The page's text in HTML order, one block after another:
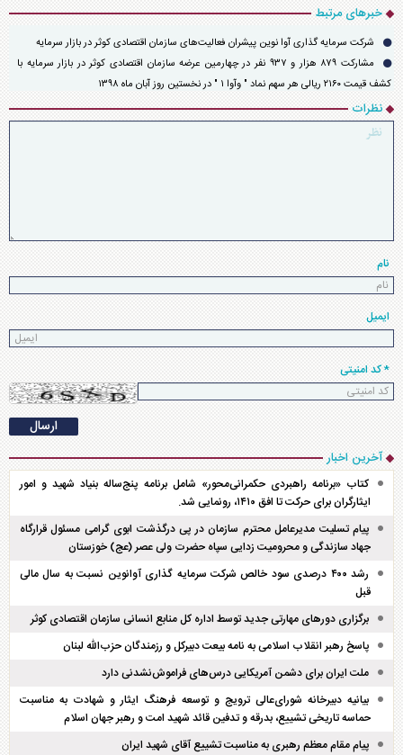
خبرهای مرتبط
شرکت سرمایه گذاری آوا نوین پیشران فعالیت‌های سازمان اقتصادی کوثر در بازار سرمایه
مشارکت ۸۷۹ هزار و ۹۳۷ نفر در چهارمین عرضه سازمان اقتصادی کوثر در بازار سرمایه با
کشف قیمت ۲۱۶۰ ریالی هر سهم نماد " وآوا ۱ " در نخستین روز آبان ماه ۱۳۹۸
نظرات
نام
ایمیل
* کد امنیتی
آخرین اخبار
کتاب «برنامه راهبردی حکمرانی‌محور» شامل برنامه پنج‌ساله بنیاد شهید و امور
ایثارگران برای حرکت تا افق ۱۴۱۰، رونمایی شد.
پیام تسلیت مدیرعامل محترم سازمان در پی درگذشت ابوی گرامی مسئول قرارگاه
جهاد سازندگی و محرومیت زدایی سپاه حضرت ولی عصر (عج) خوزستان
رشد ۴۰۰ درصدی سود خالص شرکت سرمایه گذاری آوانوین نسبت به سال مالی
قبل
برگزاری دور‌های مهارتی جدید توسط اداره کل منابع انسانی سازمان اقتصادی کوثر
پاسخ رهبر انقلاب اسلامی به نامه بیعت دبیرکل و رزمندگان حزب‌الله لبنان
ملت ایران برای دشمن آمریکایی درس‌های فراموش‌نشدنی دارد
بیانیه دبیرخانه شورای‌عالی ترویج و توسعه فرهنگ ایثار و شهادت به مناسبت
حماسه تاریخی تشییع، بدرقه و تدفین قائد شهید امت و رهبر جهان اسلام
پیام مقام معظم رهبری به مناسبت تشییع آقای شهید ایران